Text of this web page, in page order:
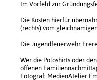
Im Vorfeld zur
Die Kosten hierfür
(rechts) vom
Die Jugendfeuerwehr
Wer die Poloshirts oder
offenen
Fotograf: MedienAtelier